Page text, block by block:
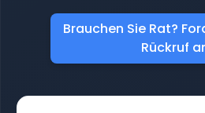
Brauchen Sie Rat?
Rückruf